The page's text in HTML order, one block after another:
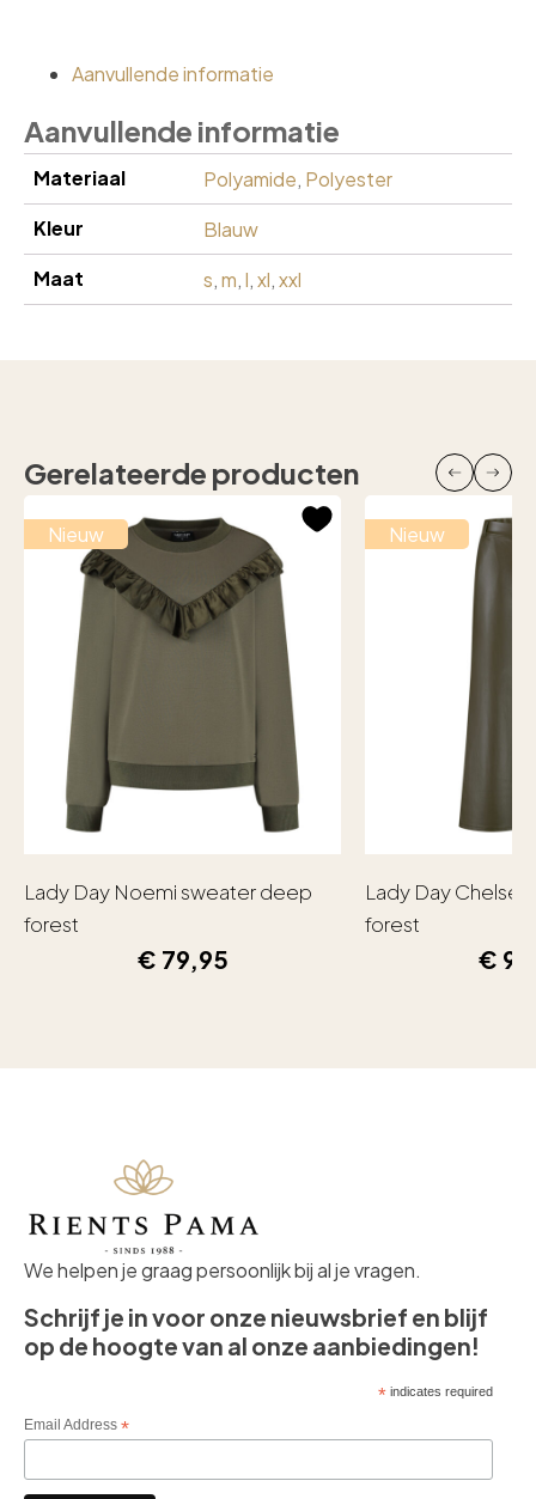
Aanvullende informatie
Aanvullende informatie
Materiaal Polyamide, Polyester
Kleur
Blauw
Maat
s,m,l,xl,xxl
Gerelateerde producten
Nieuw
Lady Day Noemi sweater deep
forest
€ 79,95
Nieuw
Lady Day
forest
€
We helpen je graag persoonlijk bij al je vragen.
Schrijf je in voor onze nieuwsbrief en blijf
op de hoogte van al onze aanbiedingen!
*indicates required
Email Address *